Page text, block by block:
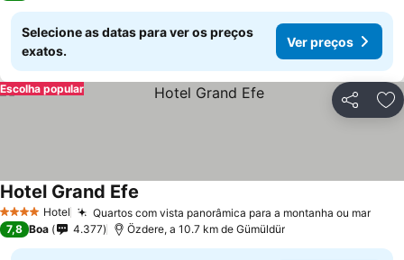
Selecione as datas para ver os preços
exatos.
Ver preços
Partilhar
Escolha popular
4 EstrelasHotel Quartos com vista panorâmica para a montanha ou mar
Hotel Grand Efe
7,8 Boa 4.377 Özdere, a 10.7 km de Gümüldür